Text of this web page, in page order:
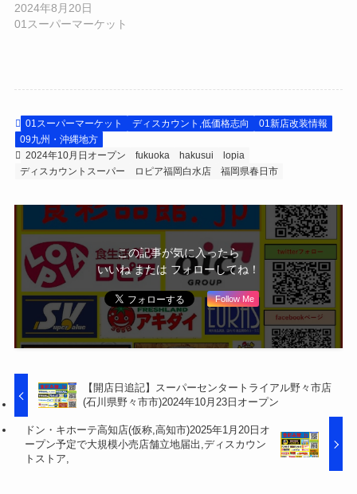
2024年8月20日
01スーパーマーケット
01スーパーマーケット ディスカウント,低価格志向
01新店改装情報
09九州・沖縄地方
2024年10月日オープン
fukuoka hakusui
lopia
ディスカウントスーパー
ロピア福岡白水店 福岡県春日市
この記事が気に入ったら
いいね または フォローしてね！
Follow Me
【開店日追記】スーパーセンタートライアル野々市店
(石川県野々市市)2024年10月23日オープン
ドン・キホーテ高知店(仮称,高知市)2025年1月20日オ
ープン予定で大規模小売店舗立地届出,ディスカウン
トストア,